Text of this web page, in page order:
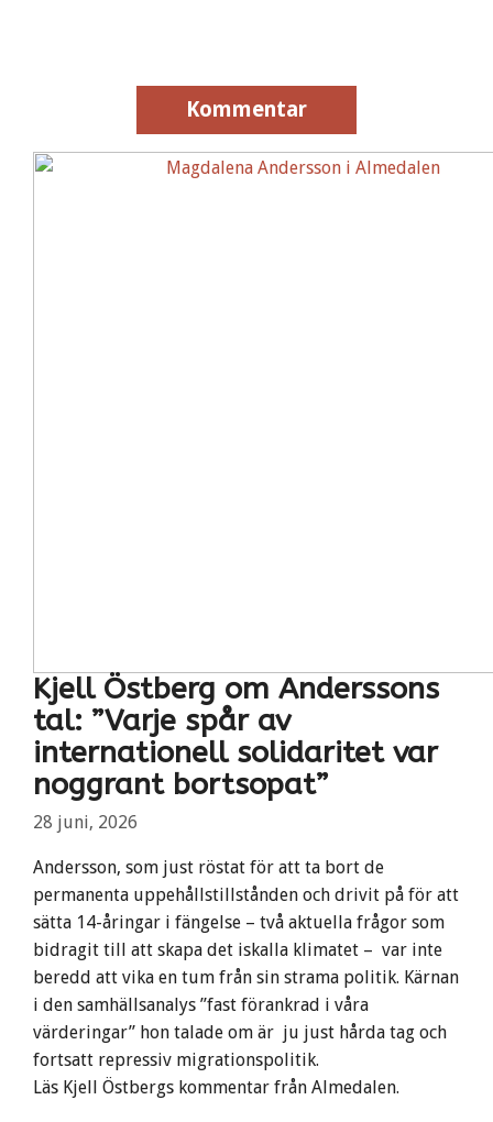
Kommentar
Kommentar
Kjell Östberg om Anderssons
tal: ”Varje spår av
internationell solidaritet var
noggrant bortsopat”
28 juni, 2026
Andersson, som just röstat för att ta bort de
permanenta uppehållstillstånden och drivit på för att
sätta 14-åringar i fängelse – två aktuella frågor som
bidragit till att skapa det iskalla klimatet – var inte
beredd att vika en tum från sin strama politik. Kärnan
i den samhällsanalys ”fast förankrad i våra
värderingar” hon talade om är ju just hårda tag och
fortsatt repressiv migrationspolitik.
Läs Kjell Östbergs kommentar från Almedalen.